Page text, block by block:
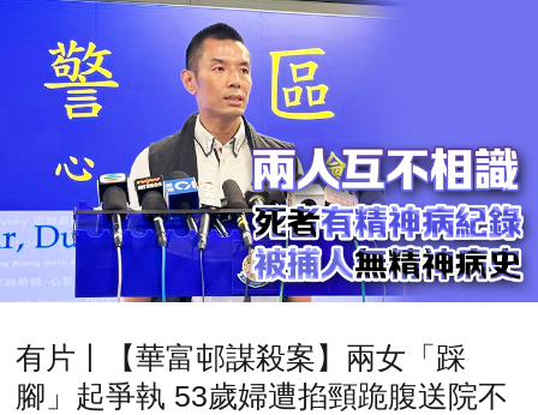
有片丨【華富邨謀殺案】兩女「踩
腳」起爭執 53歲婦遭掐頸跪腹送院不